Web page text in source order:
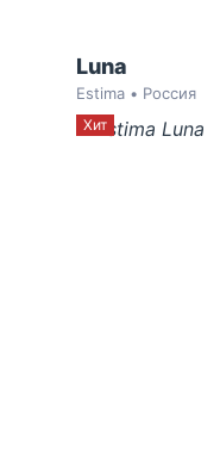
Luna
Estima • Россия
Хит